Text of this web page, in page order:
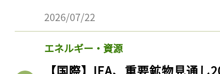
2026/07/22
エネルギー・資源
【国際】IEA、重要鉱物見通